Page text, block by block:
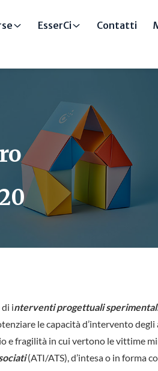
EsserCi Contatti
interventi progettuali
le capacità d’intervento
e fragilità in cui vertono le vittime
(ATI/ATS), d’intesa o in forma